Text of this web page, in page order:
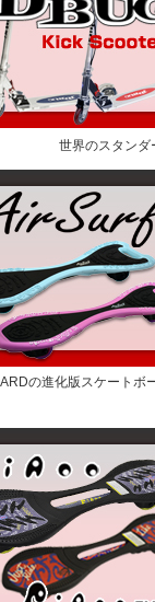
世界のスタン
の進化版スケートボ